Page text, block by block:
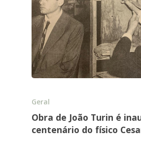
Geral
Obra de João Turin é
centenário do físico